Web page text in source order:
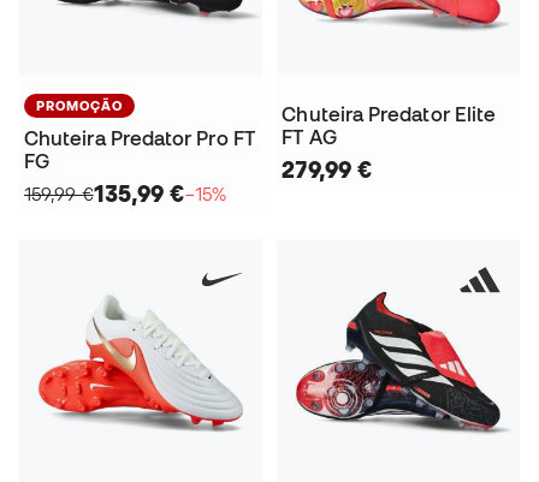
PROMOÇÃO
Chuteira Predator Pro FT
FG
159,99 €135,99 €−15%
Chuteira Predator Elite
FT AG
279,99 €